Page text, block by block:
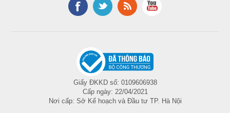
Giấy ĐKKD số: 0109606938
Cấp ngày: 22/04/2021
Nơi cấp: Sở Kế hoạch và Đầu tư TP. Hà Nội